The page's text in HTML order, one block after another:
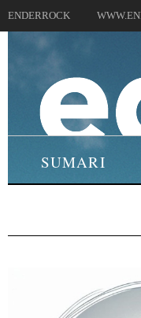
ENDERROCK
SUMARI